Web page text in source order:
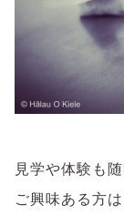
見学や体験も随
ご興味ある方